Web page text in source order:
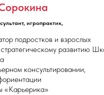
игропрактик,
подростков и взрослых
развитию
консультировании,
«Карьерика»